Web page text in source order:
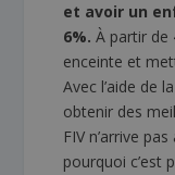
et avoir un
6%. À partir de
enceinte et
Avec l’aide de
obtenir des
FIV n’arrive
pourquoi c’est